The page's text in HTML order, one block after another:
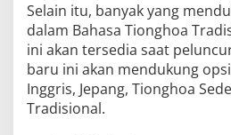
Selain itu, banyak yang
dalam Bahasa Tionghoa
ini akan tersedia saat
baru ini akan mendukung
Inggris, Jepang, Tionghoa
Tradisional.